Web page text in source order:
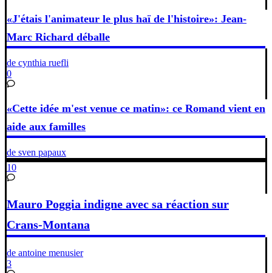
«J'étais l'animateur le plus haï de l'histoire»: Jean-
Marc Richard déballe
de cynthia ruefli
0
«Cette idée m'est venue ce matin»: ce Romand vient en
aide aux familles
de sven papaux
10
Mauro Poggia indigne avec sa réaction sur
Crans-Montana
de antoine menusier
3